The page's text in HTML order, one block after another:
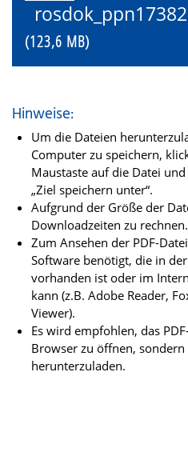
(123,6 MB)
Hinweise:
Um die Dateien
Computer zu speichern,
Maustaste auf die Datei
„Ziel speichern unter“.
Aufgrund der Größe der
Downloadzeiten zu rechnen.
Zum Ansehen der PDF-
Software benötigt, die in
vorhanden ist oder im
kann (z.B. Adobe Reader,
Viewer).
Es wird empfohlen, das
Browser zu öffnen,
herunterzuladen.